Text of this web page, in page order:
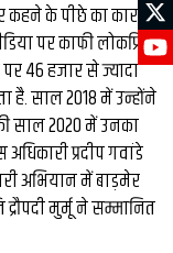
कहने के पीछे का कारण
पर काफी लोकप्रिय
46 हजार से ज्यादा
है. साल 2018 में उन्होंने
साल 2020 में उनका
प्रदीप गवांडे
अभियान में बाड़मेर
द्रौपदी मुर्मू ने सम्मानित